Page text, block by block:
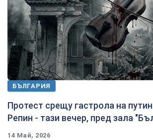
БЪЛГАРИЯ
Протест срещу гастрола на
Репин - тази вечер, пред зала
14 Май, 2026